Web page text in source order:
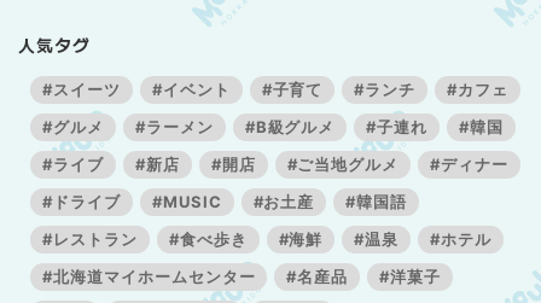
人気タグ
#スイーツ #イベント #子育て #ランチ
#カフェ
#グルメ
#ラーメン #B級グルメ #子連れ
#韓国
#ライブ
#新店 #開店 #ご当地グルメ
#ディナー
#ドライブ
#MUSIC #お土産
#韓国語
#レストラン
#食べ歩き #海鮮 #温泉
#ホテル
#北海道マイホームセンター
#名産品
#洋菓子